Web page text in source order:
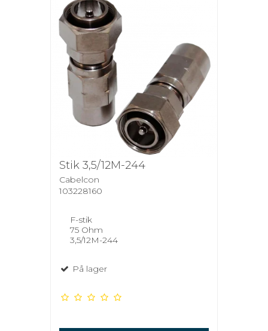
Stik 3,5/12M-244
Cabelcon
103228160
F-stik
75 Ohm
3,5/12M-244
På lager